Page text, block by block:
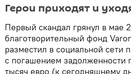
Герои приходят и
Первый скандал грянул в мае
благотворительный фонд
разместил в социальной сети
с погашением
тысяч евро (к сегодняшнему